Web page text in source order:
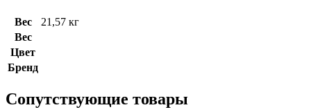
Вес
21,57 кг
Вес
Цвет
Бренд
Сопутствующие товары